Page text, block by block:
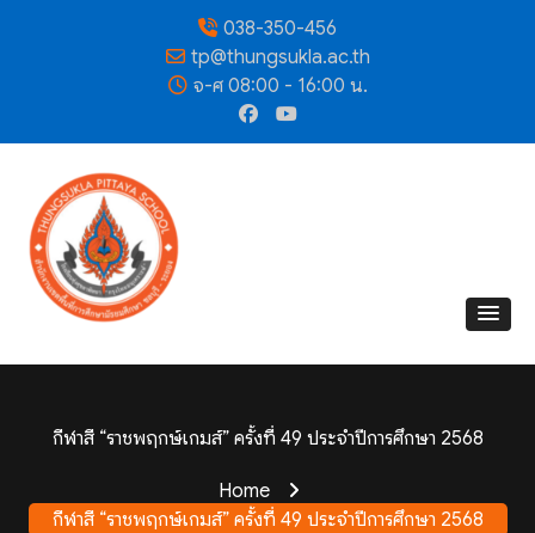
038-350-456
tp@thungsukla.ac.th
จ-ศ 08:00 - 16:00 น.
กีฬาสี “ราชพฤกษ์เกมส์” ครั้งที่ 49 ประจำปีการศึกษา 2568
Home
กีฬาสี “ราชพฤกษ์เกมส์” ครั้งที่ 49 ประจำปีการศึกษา 2568